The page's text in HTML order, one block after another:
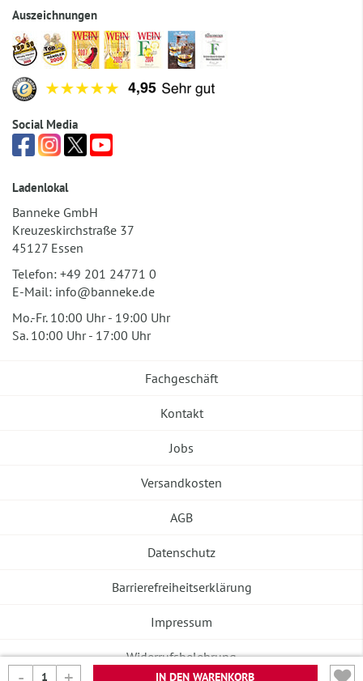
IN DEN WARENKORB
Auszeichnungen
Social Media
Ladenlokal
Banneke GmbH
Kreuzeskirchstraße 37
45127 Essen
Telefon: +49 201 24771 0
E-Mail: info@banneke.de
Mo.-Fr. 10:00 Uhr - 19:00 Uhr
Sa. 10:00 Uhr - 17:00 Uhr
Fachgeschäft
Kontakt
Jobs
Versandkosten
AGB
Datenschutz
Barrierefreiheitserklärung
Impressum
Widerrufsbelehrung